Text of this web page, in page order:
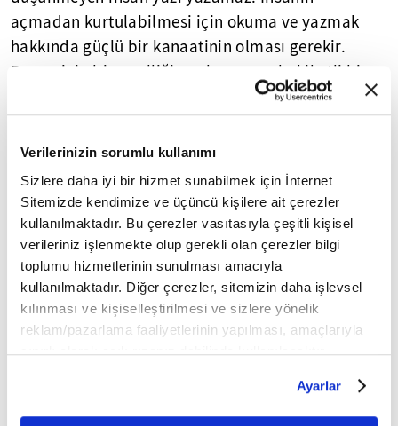
Verilerinizin sorumlu kullanımı
Sizlere daha iyi bir hizmet sunabilmek için İnternet
Sitemizde kendimize ve üçüncü kişilere ait çerezler
kullanılmaktadır. Bu çerezler vasıtasıyla çeşitli kişisel
verileriniz işlenmekte olup gerekli olan çerezler bilgi
toplumu hizmetlerinin sunulması amacıyla
kullanılmaktadır. Diğer çerezler, sitemizin daha işlevsel
kılınması ve kişiselleştirilmesi ve sizlere yönelik
reklam/pazarlama faaliyetlerinin yapılması, amaçlarıyla
sınırlı olarak açık rızanız dahilinde kullanılacaktır.
belirleyebilirsiniz. Çerezlere ilişkin detaylı bilgi için
Ayarlar butonuna tıklayabilir,Çerez Bilgilendirme
Ayarlar
açmadan kurtulabilmesi için okuma ve yazmak
hakkında güçlü bir kanaatinin olması gerekir.
Bunun için bireyselliğin anlamını ve hakikatli birey
olmanın yolunu bulması keşfetmesi gerekir.
ve içinde yaşadığımız dünya hakkında belli
belirsiz bir hissiyatımız vardır. Bu hissiyatı zandan
gerçek kanaate taşıyabilmek için okumak şarttır.
Bu durumda okumak hemcinslerimizle
yardımlaşarak hakikati idrak için yol yürümek
demektir. Fakat okudukça insan yalnızlaşır, sonra
daha da yalnızlaşır. Okumak yolculuktur ve insanın
böyle bir yolculuğu bir basına gitmesi lazımdır.
yürüyemez. Kanaatimce dinde birey olmanın
anlamını en iyi tasavvuf fark etmiştir ve bu